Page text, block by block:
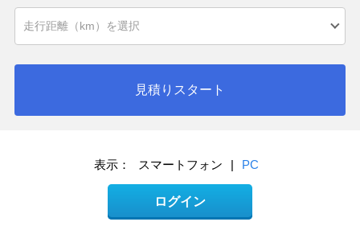
見積りスタート
表示： スマートフォン | PC
ログイン